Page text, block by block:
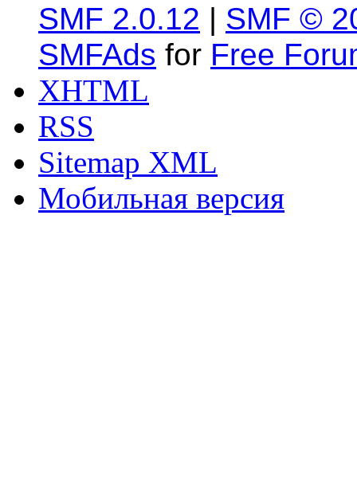
SMF 2.0.12 | SMF ©
SMFAds for Free
XHTML
RSS
Sitemap XML
Мобильная версия